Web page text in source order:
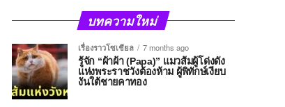
บทความใหม่
เรื่องราวโซเชียล
7 months ago
รู้จัก “ผ้าผ้า (Papa)” แมวส้มผู้โด่งดัง
แห่งพระราชวังต้องห้าม ผู้พิทักษ์เงียบ
งันใต้ชายคาทอง